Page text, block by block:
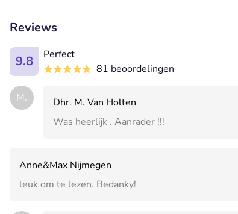
Reviews
9.8
Perfect
81 beoordelingen
M.
Dhr. M. Van Holten
Was heerlijk . Aanrader !!!
Anne&Max Nijmegen
leuk om te lezen. Bedanky!